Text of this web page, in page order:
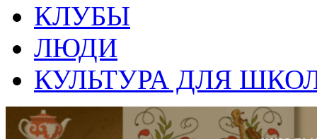
КЛУБЫ
ЛЮДИ
КУЛЬТУРА ДЛЯ